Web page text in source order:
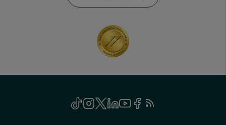
info.madrid@quironsalud.es
TikTok
Enlace
a
Instagram
Enlace
a
Twitter
Enlace
a
Linkedin
Enlace
a
Youtube
EnlaceFacebook
Enlace
Feed